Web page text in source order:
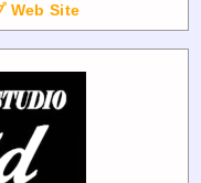
Web Site